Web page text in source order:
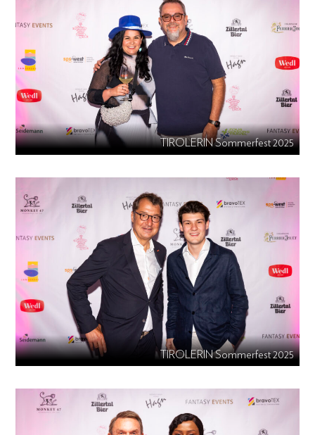
TIROLERIN Sommerfest 2025
TIROLERIN Sommerfest 2025